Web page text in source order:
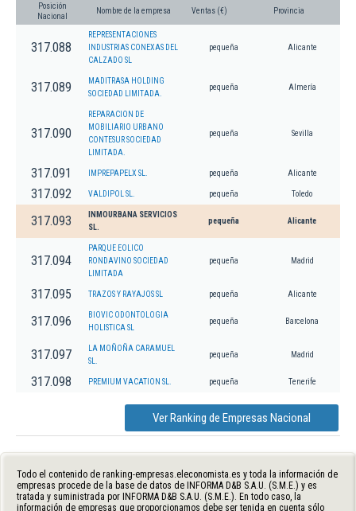
Posición
Nacional
Nombre de la empresa Ventas (€) Provincia
317.088
REPRESENTACIONES
INDUSTRIAS CONEXAS DEL
CALZADO SL
pequeña Alicante
317.089
MADITRASA HOLDING
SOCIEDAD LIMITADA.
pequeña Almería
317.090
REPARACION DE
MOBILIARIO URBANO
CONTESUR SOCIEDAD
LIMITADA.
pequeña Sevilla
317.091 IMPREPAPELX SL. pequeña Alicante
317.092 VALDIPOL SL. pequeña Toledo
317.093
INMOURBANA SERVICIOS
SL.
pequeña Alicante
317.094
PARQUE EOLICO
RONDAVINO SOCIEDAD
LIMITADA
pequeña Madrid
317.095 TRAZOS Y RAYAJOS SL pequeña Alicante
317.096
BIOVIC ODONTOLOGIA
HOLISTICA SL
pequeña Barcelona
317.097
LA MOÑOÑA CARAMUEL
SL.
pequeña Madrid
317.098 PREMIUM VACATION SL. pequeña Tenerife
Ver Ranking de Empresas Nacional
Todo el contenido de ranking-empresas.eleconomista.es y toda la información de
empresas procede de la base de datos de INFORMA D&B S.A.U. (S.M.E.) y es
tratada y suministrada por INFORMA D&B S.A.U. (S.M.E.). En todo caso, la
información de empresas que proporcionamos debe ser tenida en cuenta sólo